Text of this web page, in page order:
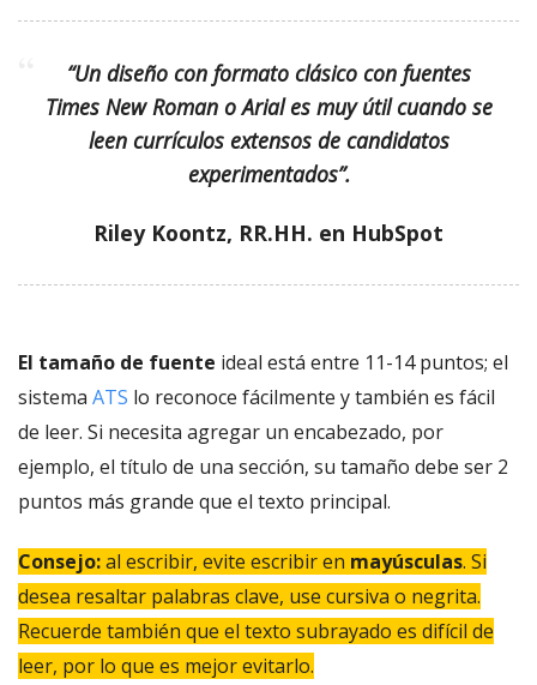
“Un diseño con formato clásico con fuentes
Times New Roman o Arial es muy útil cuando se
leen currículos extensos de candidatos
experimentados”.
Riley Koontz, RR.HH. en HubSpot
El tamaño de fuente ideal está entre 11-14 puntos; el
sistema ATS lo reconoce fácilmente y también es fácil
de leer. Si necesita agregar un encabezado, por
ejemplo, el título de una sección, su tamaño debe ser 2
puntos más grande que el texto principal.
Consejo:al escribir, evite escribir en mayúsculas. Si
desea resaltar palabras clave, use cursiva o negrita.
Recuerde también que el texto subrayado es difícil de
leer, por lo que es mejor evitarlo.